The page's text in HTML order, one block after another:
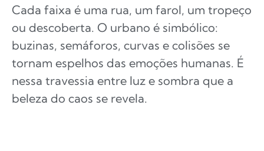
Cada faixa é uma rua, um farol, um tropeço
ou descoberta. O urbano é simbólico:
buzinas, semáforos, curvas e colisões se
tornam espelhos das emoções humanas. É
nessa travessia entre luz e sombra que a
beleza do caos se revela.